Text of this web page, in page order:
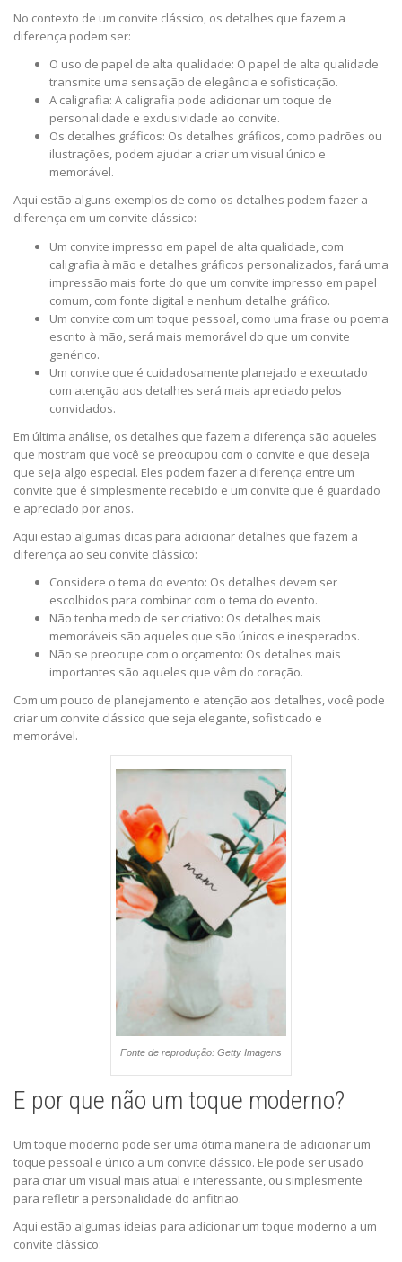
No contexto de um convite clássico, os detalhes que fazem a
diferença podem ser:
O uso de papel de alta qualidade: O papel de alta qualidade
transmite uma sensação de elegância e sofisticação.
A caligrafia: A caligrafia pode adicionar um toque de
personalidade e exclusividade ao convite.
Os detalhes gráficos: Os detalhes gráficos, como padrões ou
ilustrações, podem ajudar a criar um visual único e
memorável.
Aqui estão alguns exemplos de como os detalhes podem fazer a
diferença em um convite clássico:
Um convite impresso em papel de alta qualidade, com
caligrafia à mão e detalhes gráficos personalizados, fará uma
impressão mais forte do que um convite impresso em papel
comum, com fonte digital e nenhum detalhe gráfico.
Um convite com um toque pessoal, como uma frase ou poema
escrito à mão, será mais memorável do que um convite
genérico.
Um convite que é cuidadosamente planejado e executado
com atenção aos detalhes será mais apreciado pelos
convidados.
Em última análise, os detalhes que fazem a diferença são aqueles
que mostram que você se preocupou com o convite e que deseja
que seja algo especial. Eles podem fazer a diferença entre um
convite que é simplesmente recebido e um convite que é guardado
e apreciado por anos.
Aqui estão algumas dicas para adicionar detalhes que fazem a
diferença ao seu convite clássico:
Considere o tema do evento: Os detalhes devem ser
escolhidos para combinar com o tema do evento.
Não tenha medo de ser criativo: Os detalhes mais
memoráveis são aqueles que são únicos e inesperados.
Não se preocupe com o orçamento: Os detalhes mais
importantes são aqueles que vêm do coração.
Com um pouco de planejamento e atenção aos detalhes, você pode
criar um convite clássico que seja elegante, sofisticado e
memorável.
Fonte de reprodução: Getty Imagens
E por que não um toque moderno?
Um toque moderno pode ser uma ótima maneira de adicionar um
toque pessoal e único a um convite clássico. Ele pode ser usado
para criar um visual mais atual e interessante, ou simplesmente
para refletir a personalidade do anfitrião.
Aqui estão algumas ideias para adicionar um toque moderno a um
convite clássico: